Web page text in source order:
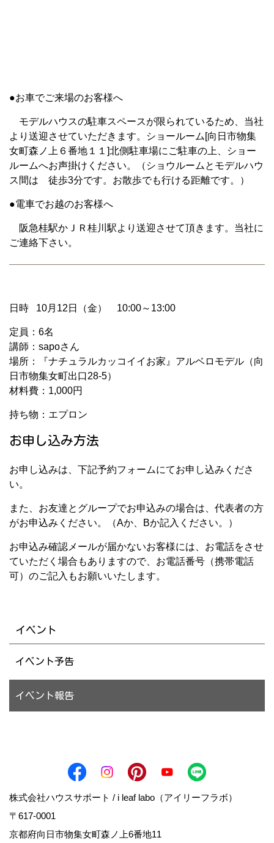
●お車でご来場のお客様へ
モデルハウスの駐車スペースが限られているため、当社
より送迎させていただきます。ショールーム[向日市物集
女町森ノ上６番地１１]北側駐車場にご駐車の上、ショー
ルームへお声掛けください。（ショウルームとモデルハウ
ス間は 徒歩3分です。お散歩でも行ける距離です。）
●電車でお越のお客様へ
阪急桂駅かＪＲ桂川駅より送迎させて頂きます。当社に
ご連絡下さい。
日時 10月12日（金） 10:00～13:00
定員：6名
講師：sapoさん
場所：『ナチュラルカッコイイお家』アルベロモデル（向
日市物集女町出口28-5）
材料費：1,000円
持ち物：エプロン
お申し込み方法
お申し込みは、下記予約フォームにてお申し込みくださ
い。
また、お友達とグループでお申込みの場合は、代表者の方
がお申込みください。（Aか、Bか記入ください。）
お申込み確認メールが届かないお客様には、お電話をさせ
ていただく場合もありますので、お電話番号（携帯電話
可）のご記入もお願いいたします。
イベント
イベント予告
イベント報告
株式会社ハウスサポート / i leaf labo（アイリーフラボ）
〒617-0001
京都府向日市物集女町森ノ上6番地11